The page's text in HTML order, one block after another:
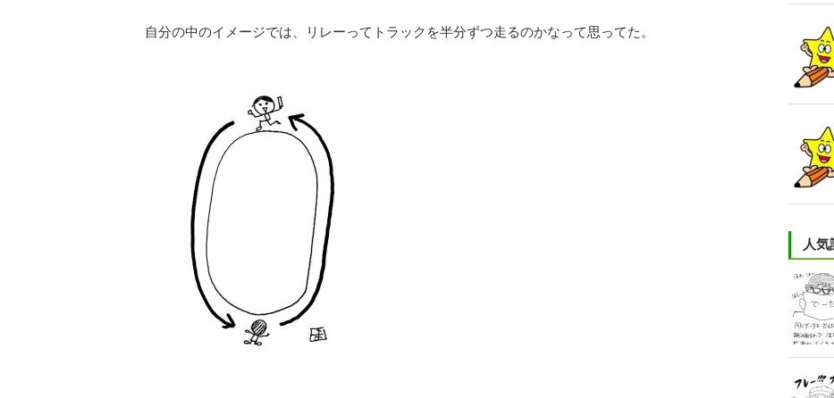
自分の中のイメージでは、リレーってトラックを半分ずつ走るのかなって思ってた。
人